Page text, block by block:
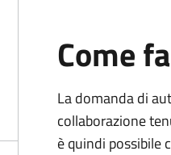
Come
La domanda di
collaborazione
è quindi possibile